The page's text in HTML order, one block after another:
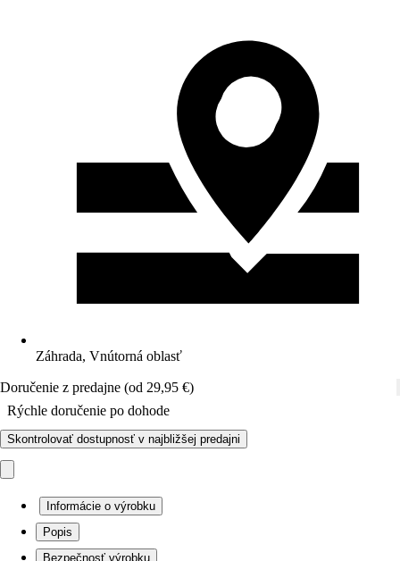
Záhrada, Vnútorná oblasť
Doručenie z predajne (od 29,95 €)
Rýchle doručenie po dohode
Skontrolovať dostupnosť v najbližšej predajni
Informácie o výrobku
Popis
Bezpečnosť výrobku